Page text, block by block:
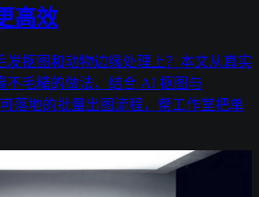
高效
发抠图和动物边缘处理上？本文从真实
不毛糙的做法，结合 AI 抠图与
落地的批量出图流程，帮工作室把单